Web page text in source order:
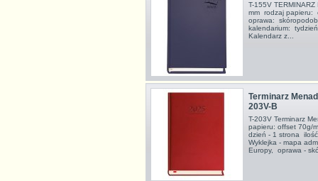
T-155V
mm rodzaj papieru:
oprawa:
kalendarium:
Kalendarz z...
Terminarz
203V-B
T-203V Terminarz
papieru: offset 70g/
dzień - 1 strona
Wyklejka - mapa
Europy, oprawa -